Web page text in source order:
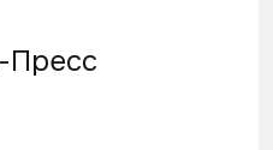
Пресс